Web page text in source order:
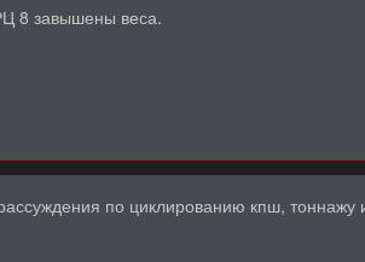
8 завышены веса.
по циклированию кпш, тоннажу